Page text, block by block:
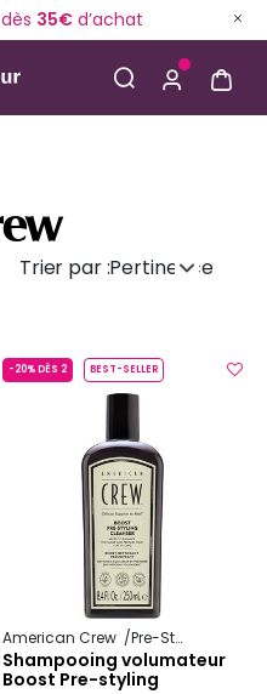
dès 35€d’achat
Trier par :Pertinence
-20% DÈS 2 BEST-SELLER
American Crew Pre-Styling
Shampooing volumateur
Boost Pre-styling